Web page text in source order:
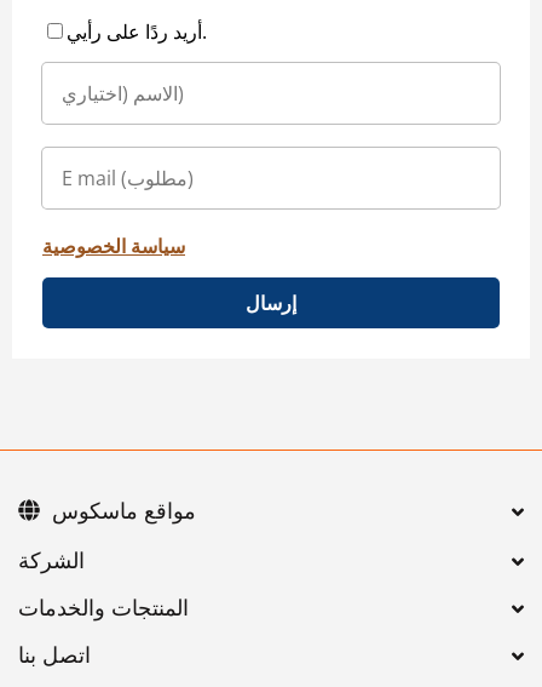
أريد ردًا على رأيي.
سياسة الخصوصية
إرسال
اتصل بنا
مواقع ماسكوس